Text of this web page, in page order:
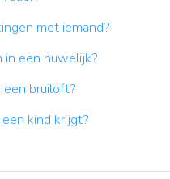
met iemand?
een huwelijk?
een bruiloft?
kind krijgt?